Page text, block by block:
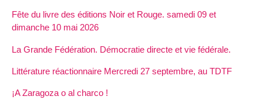
Fête du livre des éditions Noir et Rouge. samedi 09 et
dimanche 10 mai 2026
La Grande Fédération. Démocratie directe et vie fédérale.
Littérature réactionnaire Mercredi 27 septembre, au TDTF
¡A Zaragoza o al charco !